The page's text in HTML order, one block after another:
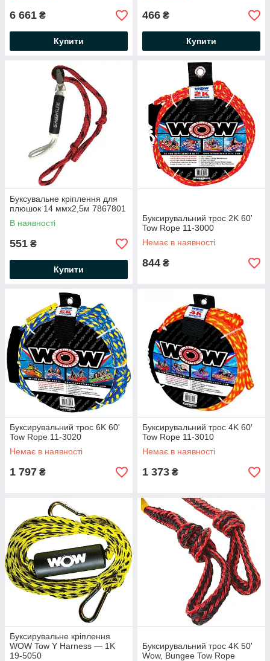
6 661 ₴
Купити
466 ₴
Купити
Буксувальне кріплення для
плюшок 14 ммх2,5м 7867801
В наявності
551 ₴
Купити
Буксирувальний трос 2K 60'
Tow Rope 11-3000
Немає в наявності
844 ₴
Буксирувальний трос 6K 60'
Tow Rope 11-3020
Немає в наявності
1 797 ₴
Буксирувальний трос 4K 60′
Tow Rope 11-3010
Немає в наявності
1 373 ₴
Буксирувальне кріплення
WOW Tow Y Harness — 1K
19-5050
Буксирувальний трос 4K 50'
Wow, Bungee Tow Rope